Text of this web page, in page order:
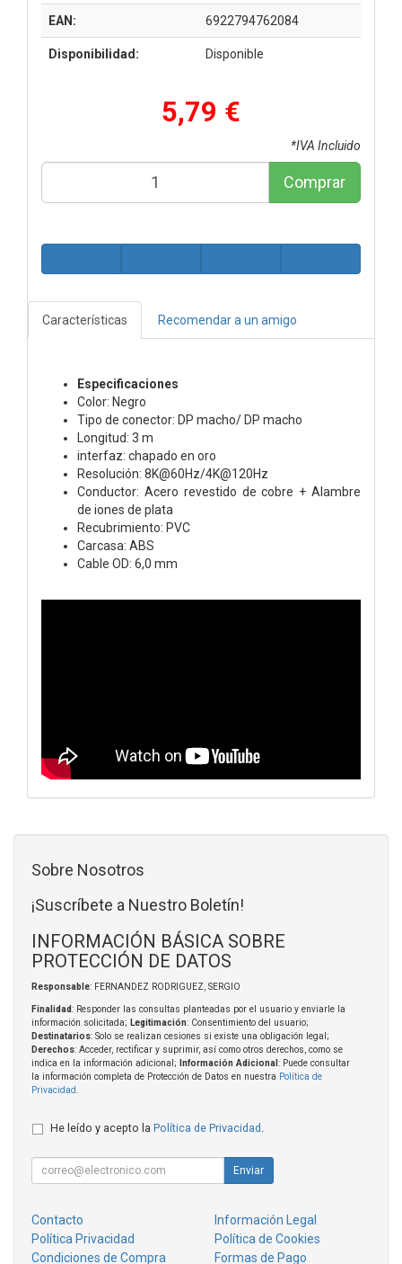
EAN: 6922794762084
Disponibilidad: Disponible
5,79 €
*IVA Incluido
Comprar
Características Recomendar a un amigo
Especificaciones
Color: Negro
Tipo de conector: DP macho/ DP macho
Longitud: 3 m
interfaz: chapado en oro
Resolución: 8K@60Hz/4K@120Hz
Conductor: Acero revestido de cobre + Alambre
de iones de plata
Recubrimiento: PVC
Carcasa: ABS
Cable OD: 6,0 mm
Sobre Nosotros
¡Suscríbete a Nuestro Boletín!
INFORMACIÓN BÁSICA SOBRE
PROTECCIÓN DE DATOS
Responsable: FERNANDEZ RODRIGUEZ, SERGIO
Finalidad: Responder las consultas planteadas por el usuario y enviarle la
información solicitada; Legitimación: Consentimiento del usuario;
Destinatarios: Solo se realizan cesiones si existe una obligación legal;
Derechos: Acceder, rectificar y suprimir, así como otros derechos, como se
indica en la información adicional;
Información Adicional : Puede consultar
la información completa de Protección de Datos en nuestra Política de
Privacidad
He leído y acepto la Política de Privacidad
Enviar
Contacto
Información Legal
Política Privacidad
Política de Cookies
Condiciones de Compra
Formas de Pago